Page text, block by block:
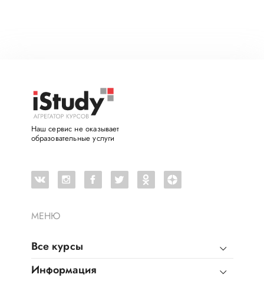
МЕНЮ
Все курсы
Информация
Наш сервис не оказывает
образовательные услуги